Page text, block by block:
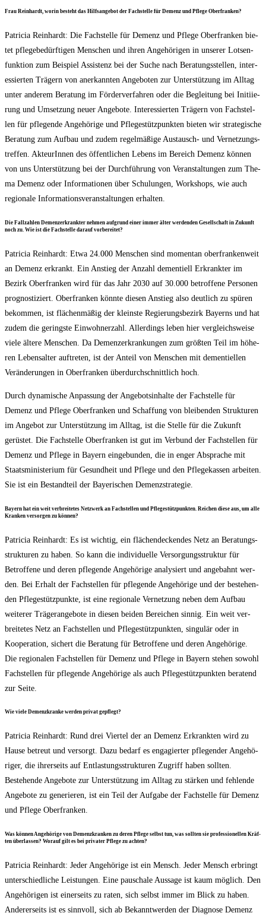
Frau Rein­hardt, wor­in besteht das Hilfs­an­ge­bot der Fach­stel­le für Demenz und Pfle­ge Oberfranken?
Patri­cia Rein­hardt: Die Fach­stel­le für Demenz und Pfle­ge Ober­fran­ken bie­
tet pfle­ge­be­dürf­ti­gen Men­schen und ihren Ange­hö­ri­gen in unse­rer Lot­sen­
funk­ti­on zum Bei­spiel Assis­tenz bei der Suche nach Bera­tungs­stel­len, inter­
es­sier­ten Trä­gern von aner­kann­ten Ange­bo­ten zur Unter­stüt­zung im All­tag
unter ande­rem Bera­tung im För­der­ver­fah­ren oder die Beglei­tung bei Initi­ie­
rung und Umset­zung neu­er Ange­bo­te. Inter­es­sier­ten Trä­gern von Fach­stel­
len für pfle­gen­de Ange­hö­ri­ge und Pfle­ge­stütz­punk­ten bie­ten wir stra­te­gi­sche
Bera­tung zum Auf­bau und zudem regel­mä­ßi­ge Aus­tausch- und Ver­net­zungs­
tref­fen. Akteu­rIn­nen des öffent­li­chen Lebens im Bereich Demenz kön­nen
von uns Unter­stüt­zung bei der Durch­füh­rung von Ver­an­stal­tun­gen zum The­
ma Demenz oder Infor­ma­tio­nen über Schu­lun­gen, Work­shops, wie auch
regio­na­le Infor­ma­ti­ons­ver­an­stal­tun­gen erhalten.
Die Fall­zah­len Demenz­er­krank­ter neh­men auf­grund einer immer älter wer­den­den Gesell­schaft in Zukunft
noch zu. Wie ist die Fach­stel­le dar­auf vorbereitet?
Patri­cia Rein­hardt: Etwa 24.000 Men­schen sind momen­tan ober­fran­ken­weit
an Demenz erkrankt. Ein Anstieg der Anzahl demen­ti­ell Erkrank­ter im
Bezirk Ober­fran­ken wird für das Jahr 2030 auf 30.000 betrof­fe­ne Per­so­nen
pro­gnos­ti­ziert. Ober­fran­ken könn­te die­sen Anstieg also deut­lich zu spü­ren
bekom­men, ist flä­chen­mä­ßig der kleins­te Regie­rungs­be­zirk Bay­erns und hat
zudem die gerings­te Ein­woh­ner­zahl. Aller­dings leben hier ver­gleichs­wei­se
vie­le älte­re Men­schen. Da Demenz­er­kran­kun­gen zum größ­ten Teil im höhe­
ren Lebens­al­ter auf­tre­ten, ist der Anteil von Men­schen mit demen­ti­el­len
Ver­än­de­run­gen in Ober­fran­ken über­durch­schnitt­lich hoch.
Durch dyna­mi­sche Anpas­sung der Ange­bots­in­hal­te der Fach­stel­le für
Demenz und Pfle­ge Ober­fran­ken und Schaf­fung von blei­ben­den Struk­tu­ren
im Ange­bot zur Unter­stüt­zung im All­tag, ist die Stel­le für die Zukunft
gerüs­tet. Die Fach­stel­le Ober­fran­ken ist gut im Ver­bund der Fach­stel­len für
Demenz und Pfle­ge in Bay­ern ein­ge­bun­den, die in enger Abspra­che mit
Staats­mi­nis­te­ri­um für Gesund­heit und Pfle­ge und den Pfle­ge­kas­sen arbei­ten.
Sie ist ein Bestand­teil der Baye­ri­schen Demenzstrategie.
Bay­ern hat ein weit ver­brei­te­tes Netz­werk an Fach­stel­len und Pfle­ge­stütz­punk­ten. Rei­chen die­se aus, um alle
Kran­ken ver­sor­gen zu können?
Patri­cia Rein­hardt: Es ist wich­tig, ein flä­chen­de­cken­des Netz an Bera­tungs­
struk­tu­ren zu haben. So kann die indi­vi­du­el­le Ver­sor­gungs­struk­tur für
Betrof­fe­ne und deren pfle­gen­de Ange­hö­ri­ge ana­ly­siert und ange­bahnt wer­
den. Bei Erhalt der Fach­stel­len für pfle­gen­de Ange­hö­ri­ge und der bestehen­
den Pfle­ge­stütz­punk­te, ist eine regio­na­le Ver­net­zung neben dem Auf­bau
wei­te­rer Trä­ger­an­ge­bo­te in die­sen bei­den Berei­chen sin­nig. Ein weit ver­
brei­te­tes Netz an Fach­stel­len und Pfle­ge­stütz­punk­ten, sin­gu­lär oder in
Koope­ra­ti­on, sichert die Bera­tung für Betrof­fe­ne und deren Ange­hö­ri­ge.
Die regio­na­len Fach­stel­len für Demenz und Pfle­ge in Bay­ern ste­hen sowohl
Fach­stel­len für pfle­gen­de Ange­hö­ri­ge als auch Pfle­ge­stütz­punk­ten bera­tend
zur Seite.
Wie vie­le Demenz­kran­ke wer­den pri­vat gepflegt?
Patri­cia Rein­hardt: Rund drei Vier­tel der an Demenz Erkrank­ten wird zu
Hau­se betreut und ver­sorgt. Dazu bedarf es enga­gier­ter pfle­gen­der Ange­hö­
ri­ger, die ihrer­seits auf Ent­las­tungs­struk­tu­ren Zugriff haben soll­ten.
Bestehen­de Ange­bo­te zur Unter­stüt­zung im All­tag zu stär­ken und feh­len­de
Ange­bo­te zu gene­rie­ren, ist ein Teil der Auf­ga­be der Fach­stel­le für Demenz
und Pfle­ge Oberfranken.
Was kön­nen Ange­hö­ri­ge von Demenz­kran­ken zu deren Pfle­ge selbst tun, was soll­ten sie pro­fes­sio­nel­len Kräf­
ten über­las­sen? Wor­auf gilt es bei pri­va­ter Pfle­ge zu achten?
Patri­cia Rein­hardt: Jeder Ange­hö­ri­ge ist ein Mensch. Jeder Mensch erbringt
unter­schied­li­che Leis­tun­gen. Eine pau­scha­le Aus­sa­ge ist kaum mög­lich. Den
Ange­hö­ri­gen ist einer­seits zu raten, sich selbst immer im Blick zu haben.
Ande­rer­seits ist es sinn­voll, sich ab Bekannt­wer­den der Dia­gno­se Demenz